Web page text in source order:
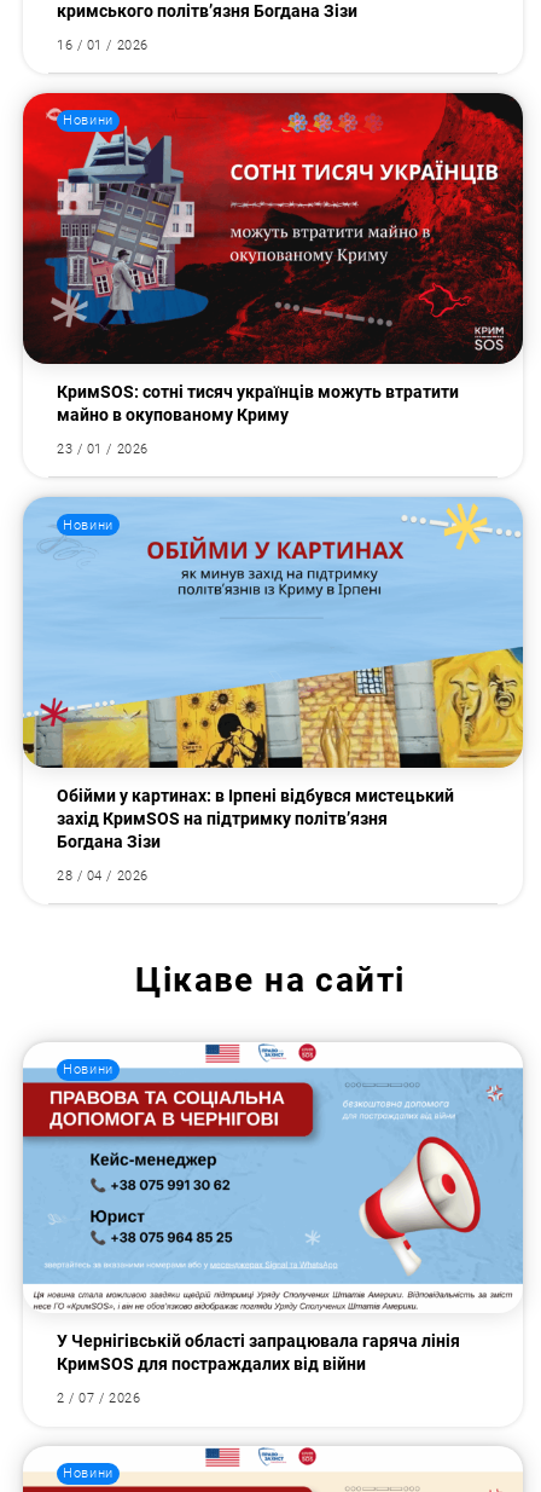
кримського політв’язня Богдана Зізи
16 / 01 / 2026
Новини
КримSOS: сотні тисяч українців можуть втратити
майно в окупованому Криму
23 / 01 / 2026
Новини
Обійми у картинах: в Ірпені відбувся мистецький
захід КримSOS на підтримку політв’язня
Богдана Зізи
28 / 04 / 2026
Цікаве на сайті
Новини
У Чернігівській області запрацювала гаряча лінія
КримSOS для постраждалих від війни
2 / 07 / 2026
Новини